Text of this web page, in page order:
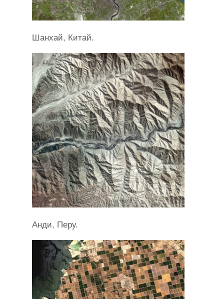
Шанхай, Китай.
Анди, Перу.